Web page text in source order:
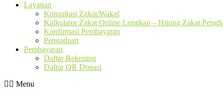
Layanan
Konsultasi Zakat/Wakaf
Kalkulator Zakat Online Lengkap – Hitung Zakat
Konfirmasi Pembayaran
Pengaduan
Pembayaran
Daftar Rekening
Daftar QR Donasi
Menu